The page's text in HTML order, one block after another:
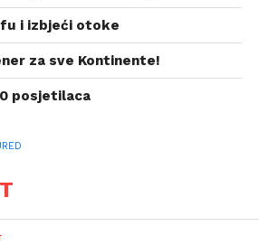
i izbjeći otoke
za sve Kontinente!
posjetilaca